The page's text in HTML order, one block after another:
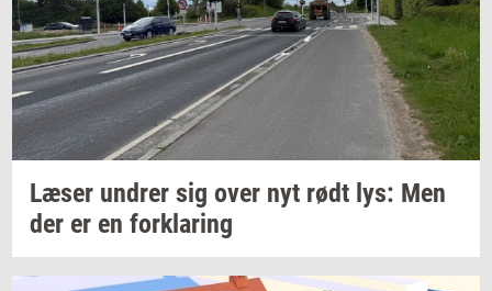
Læser un­drer sig over nyt rødt lys: Men
der er en for­kla­ring